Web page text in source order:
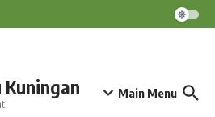
Kuningan Main Menu